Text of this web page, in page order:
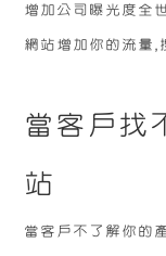
增加公司曝光度全
網站增加你的流量
當客戶找
站
當客戶不了解你的